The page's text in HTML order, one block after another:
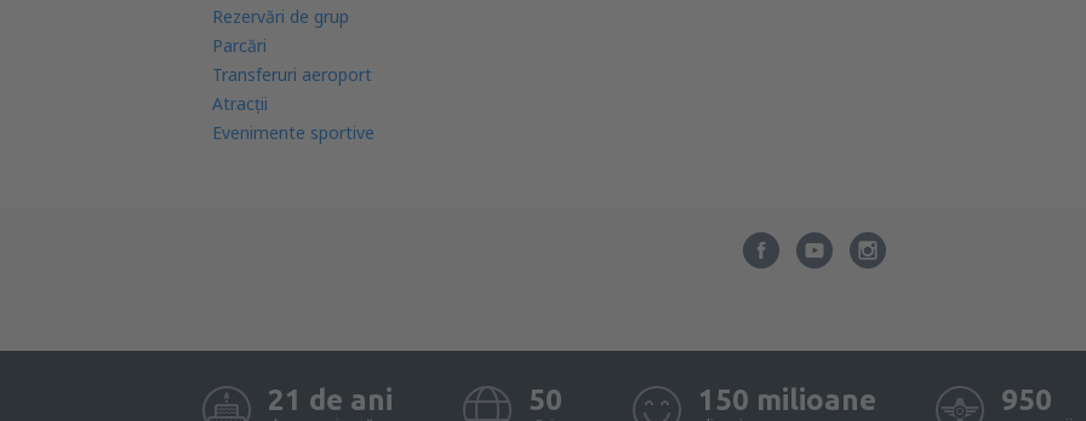
Rezervări de grup
Parcări
Transferuri aeroport
Atracţii
Evenimente sportive
21 de ani 50 150 milioane 950